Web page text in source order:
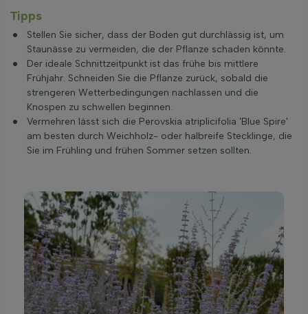
Tipps
Stellen Sie sicher, dass der Boden gut durchlässig ist, um
Staunässe zu vermeiden, die der Pflanze schaden könnte.
Der ideale Schnittzeitpunkt ist das frühe bis mittlere
Frühjahr. Schneiden Sie die Pflanze zurück, sobald die
strengeren Wetterbedingungen nachlassen und die
Knospen zu schwellen beginnen.
Vermehren lässt sich die Perovskia atriplicifolia 'Blue Spire'
am besten durch Weichholz- oder halbreife Stecklinge, die
Sie im Frühling und frühen Sommer setzen sollten.